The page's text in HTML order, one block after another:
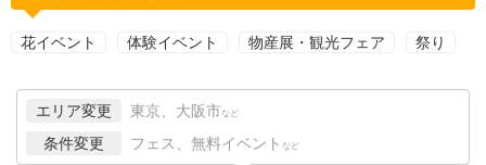
花イベント 体験イベント 物産展・観光フェア 祭り
エリア変更 東京、大阪市 など
条件変更 フェス、無料イベント など